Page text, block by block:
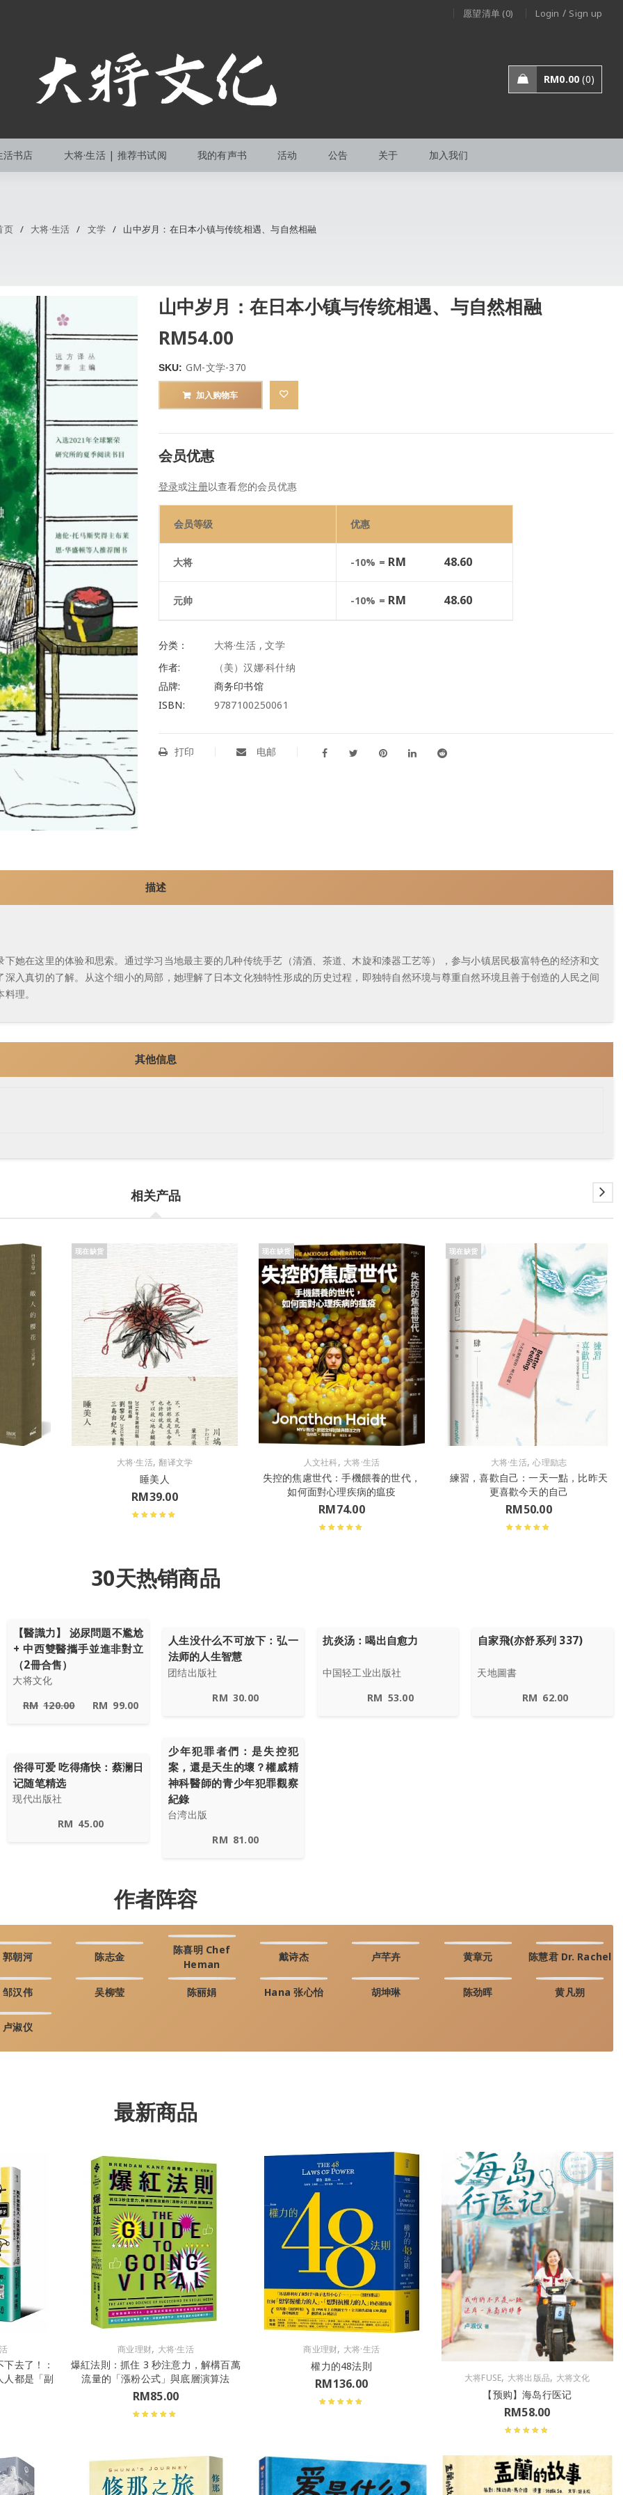
愿望清单 (0) Login / Sign up
RM0.00 0
活书店 大将·生活 | 推荐书试阅 我的有声书 活动 公告 关于 加入我们
页 / 大将·生活 / 文学 / 山中岁月：在日本小镇与传统相遇、与自然相融
山中岁月：在日本小镇与传统相遇、与自然相融
RM54.00
SKU: GM-文学-370
加入购物车
会员优惠
登录或注册以查看您的会员优惠
会员等级 优惠
大将 -10% = RM 48.60
元帅 -10% = RM 48.60
分类： 大将·生活 ,文学
作者:
（美）汉娜·科什纳
品牌:
商务印书馆
ISBN:
9787100250061
打印 电邮
描述
她在这里的体验和思索。通过学习当地最主要的几种传统手艺（清酒、茶道、木旋和漆器工艺等），参与小镇居民极富特色的经济和文
入真切的了解。从这个细小的局部，她理解了日本文化独特性形成的历史过程，即独特自然环境与尊重自然环境且善于创造的人民之间
理。
其他信息
相关产品
现在缺货
大将·生活,翻译文学
睡美人
RM39.00
现在缺货
人文社科, 大将·生活
失控的焦慮世代：手機餵養的世代，
如何面對心理疾病的瘟疫
RM74.00
现在缺货
大将·生活,心理励志
練習，喜歡自己：一天一點，比昨天
更喜歡今天的自己
RM50.00
30天热销商品
【醫識力】 泌尿問題不尷尬
+ 中西雙醫攜手並進非對立
（2冊合售）
大将文化
RM 120.00 RM 99.00
人生没什么不可放下：弘一
法师的人生智慧
团结出版社
RM 30.00
抗炎汤：喝出自愈力
中国轻工业出版社
RM 53.00
自家飛(亦舒系列 337)
天地圖書
RM 62.00
俗得可爱 吃得痛快：蔡澜日
记随笔精选
现代出版社
RM 45.00
少年犯罪者們：是失控犯
案，還是天生的壞？權威精
神科醫師的青少年犯罪觀察
紀錄
台湾出版
RM 81.00
作者阵容
郭朝河 陈志金
陈喜明 Chef
Heman
戴诗杰 卢芊卉 黄章元 陈慧君 Dr. Rachel
邹汉伟 吴柳莹 陈丽娟 Hana 张心怡 胡坤琳 陈劲晖 黄凡朔
卢淑仪
最新商品
去了！：
人都是「副
商业理财, 大将·生活
爆紅法則：抓住 3 秒注意力，解構百萬
流量的「漲粉公式」與底層演算法
RM85.00
商业理财, 大将·生活
權力的48法則
RM136.00 大将FUSE, 大将出版品, 大将文化
【预购】海岛行医记
RM58.00